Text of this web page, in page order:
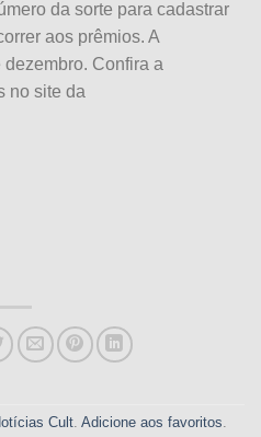
da sorte para cadastrar
aos prêmios. A
Confira a
no site da
Cult Adicione aos favoritos